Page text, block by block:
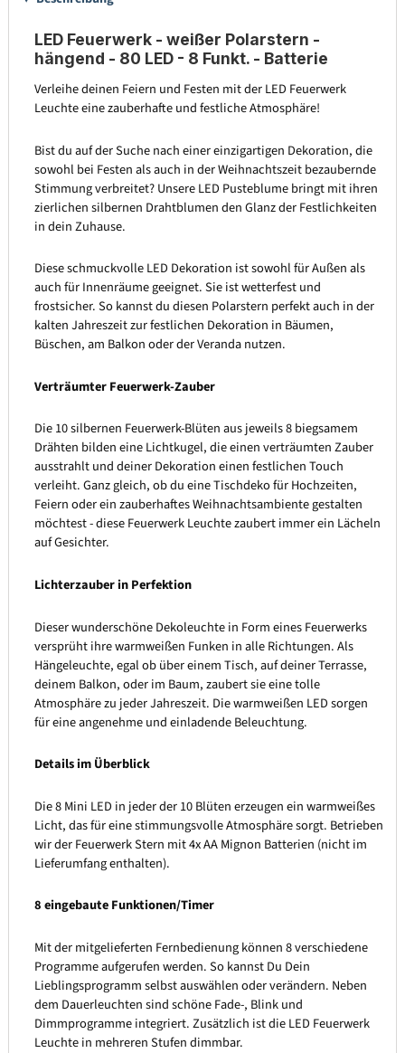
LED Feuerwerk - weißer Polarstern -
hängend - 80 LED - 8 Funkt. - Batterie
Verleihe deinen Feiern und Festen mit der LED Feuerwerk
Leuchte eine zauberhafte und festliche Atmosphäre!
Bist du auf der Suche nach einer einzigartigen Dekoration, die
sowohl bei Festen als auch in der Weihnachtszeit bezaubernde
Stimmung verbreitet? Unsere LED Pusteblume bringt mit ihren
zierlichen silbernen Drahtblumen den Glanz der Festlichkeiten
in dein Zuhause.
Diese schmuckvolle LED Dekoration ist sowohl für Außen als
auch für Innenräume geeignet. Sie ist wetterfest und
frostsicher. So kannst du diesen Polarstern perfekt auch in der
kalten Jahreszeit zur festlichen Dekoration in Bäumen,
Büschen, am Balkon oder der Veranda nutzen.
Verträumter Feuerwerk-Zauber
Die 10 silbernen Feuerwerk-Blüten aus jeweils 8 biegsamem
Drähten bilden eine Lichtkugel, die einen verträumten Zauber
ausstrahlt und deiner Dekoration einen festlichen Touch
verleiht. Ganz gleich, ob du eine Tischdeko für Hochzeiten,
Feiern oder ein zauberhaftes Weihnachtsambiente gestalten
möchtest - diese Feuerwerk Leuchte zaubert immer ein Lächeln
auf Gesichter.
Lichterzauber in Perfektion
Dieser wunderschöne Dekoleuchte in Form eines Feuerwerks
versprüht ihre warmweißen Funken in alle Richtungen. Als
Hängeleuchte, egal ob über einem Tisch, auf deiner Terrasse,
deinem Balkon, oder im Baum, zaubert sie eine tolle
Atmosphäre zu jeder Jahreszeit. Die warmweißen LED sorgen
für eine angenehme und einladende Beleuchtung.
Details im Überblick
Die 8 Mini LED in jeder der 10 Blüten erzeugen ein warmweißes
Licht, das für eine stimmungsvolle Atmosphäre sorgt. Betrieben
wir der Feuerwerk Stern mit 4x AA Mignon Batterien (nicht im
Lieferumfang enthalten).
8 eingebaute Funktionen/Timer
Mit der mitgelieferten Fernbedienung können 8 verschiedene
Programme aufgerufen werden. So kannst Du Dein
Lieblingsprogramm selbst auswählen oder verändern. Neben
dem Dauerleuchten sind schöne Fade-, Blink und
Dimmprogramme integriert. Zusätzlich ist die LED Feuerwerk
Leuchte in mehreren Stufen dimmbar.